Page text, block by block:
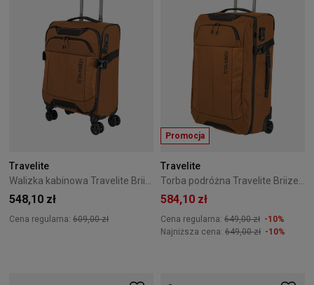
Travelite
Walizka kabinowa Travelite Briize 55 cm Curry
548,10 zł
Cena regularna: 609,00 zł
Promocja
Travelite
Torba podróżna Travelite Briize 67 cm Curry
584,10 zł
Cena regularna: 649,00 zł -10%
Najniższa cena: 649,00 zł -10%